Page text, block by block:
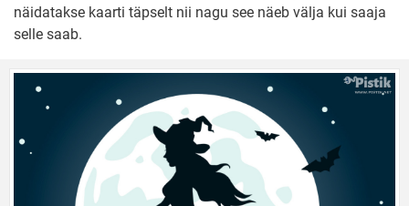
näidatakse kaarti täpselt nii nagu see näeb välja kui saaja
selle saab.